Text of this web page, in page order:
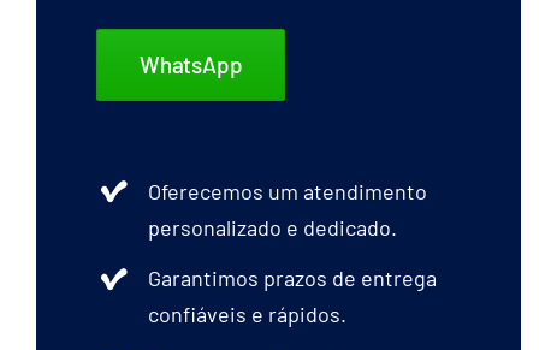
WhatsApp
Oferecemos um atendimento
personalizado e dedicado.
Garantimos prazos de entrega
confiáveis e rápidos.